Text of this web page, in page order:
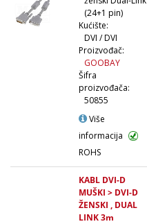
(24+1 pin)
Kućište:
DVI / DVI
Proizvođač:
GOOBAY
Šifra
proizvođača:
50855
Više
informacija
ROHS
KABL DVI-D
MUŠKI > DVI-D
ŽENSKI , DUAL
LINK 3m